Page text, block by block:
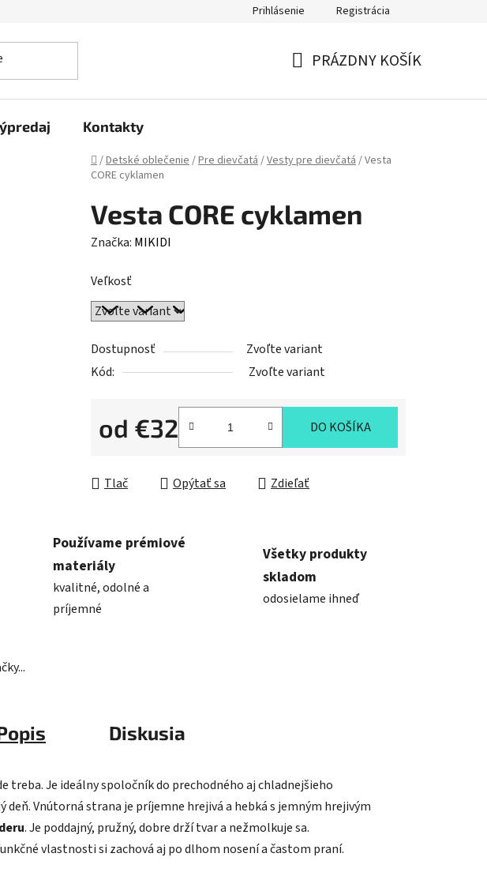
Prihlásenie Registrácia
PRÁZDNY KOŠÍK
Kontakty
Domov
/Detské oblečenie/Pre dievčatá/Vesty pre dievčatá/Vesta
CORE cyklamen
Vesta CORE cyklamen
Značka: MIKIDI
Veľkosť
Dostupnosť
Zvoľte variant
Kód:
Zvoľte variant
od €32
Jednotková cena:
DO KOŠÍKA
Tlač Opýtať sa Zdieľať
Používame prémiové
materiály
kvalitné, odolné a
príjemné
Všetky produkty
skladom
odosielame ihneď
Diskusia
treba. Je ideálny spoločník do prechodného aj chladnejšieho
deň.Vnútorná strana je príjemne hrejivá a hebkás jemným hrejivým
.Je poddajný, pružný, dobre drží tvar a nežmolkuje sa.
vlastnosti si zachová aj po dlhom nosení a častom praní.